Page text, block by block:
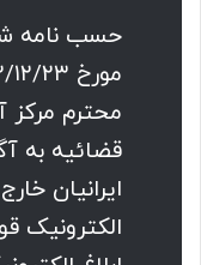
محترم مرکز
قضائیه به
ایرانیان
الکترونیک